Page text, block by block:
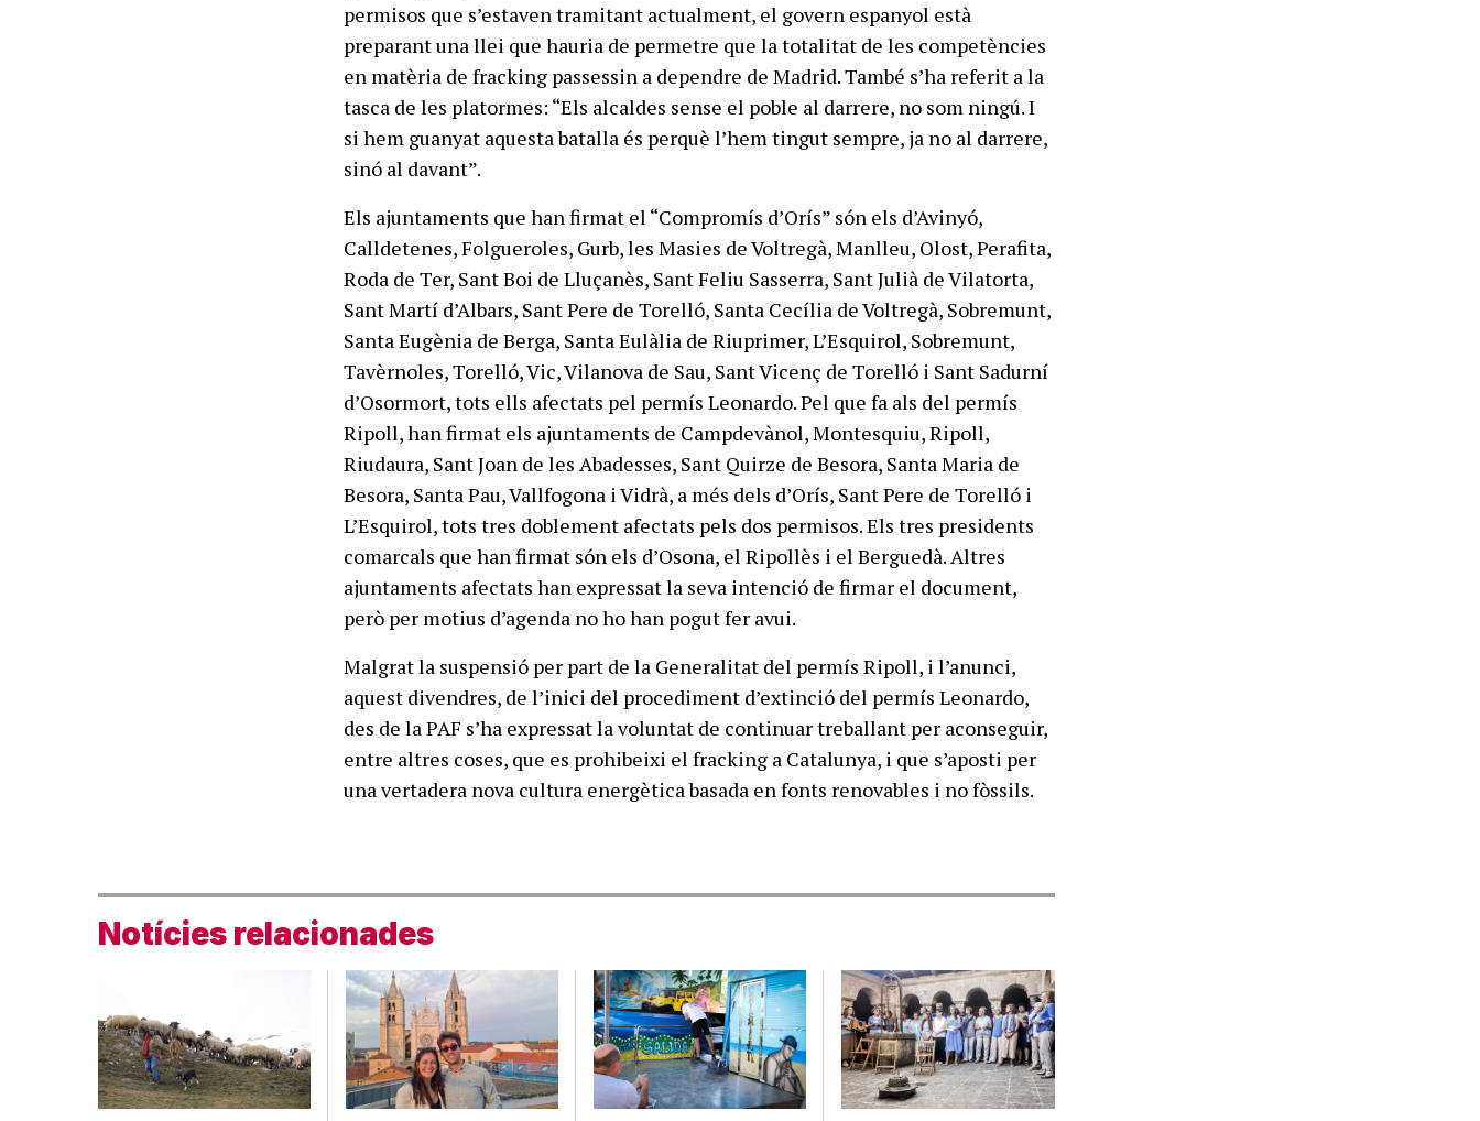
permisos que s’estaven tramitant actualment, el govern espanyol està
preparant una llei que hauria de permetre que la totalitat de les competències
en matèria de fracking passessin a dependre de Madrid. També s’ha referit a la
tasca de les platormes: “Els alcaldes sense el poble al darrere, no som ningú. I
si hem guanyat aquesta batalla és perquè l’hem tingut sempre, ja no al darrere,
sinó al davant”.
Els ajuntaments que han firmat el “Compromís d’Orís” són els d’Avinyó,
Calldetenes, Folgueroles, Gurb, les Masies de Voltregà, Manlleu, Olost, Perafita,
Roda de Ter, Sant Boi de Lluçanès, Sant Feliu Sasserra, Sant Julià de Vilatorta,
Sant Martí d’Albars, Sant Pere de Torelló, Santa Cecília de Voltregà, Sobremunt,
Santa Eugènia de Berga, Santa Eulàlia de Riuprimer, L’Esquirol, Sobremunt,
Tavèrnoles, Torelló, Vic, Vilanova de Sau, Sant Vicenç de Torelló i Sant Sadurní
d’Osormort, tots ells afectats pel permís Leonardo. Pel que fa als del permís
Ripoll, han firmat els ajuntaments de Campdevànol, Montesquiu, Ripoll,
Riudaura, Sant Joan de les Abadesses, Sant Quirze de Besora, Santa Maria de
Besora, Santa Pau, Vallfogona i Vidrà, a més dels d’Orís, Sant Pere de Torelló i
L’Esquirol, tots tres doblement afectats pels dos permisos. Els tres presidents
comarcals que han firmat són els d’Osona, el Ripollès i el Berguedà. Altres
ajuntaments afectats han expressat la seva intenció de firmar el document,
però per motius d’agenda no ho han pogut fer avui.
Malgrat la suspensió per part de la Generalitat del permís Ripoll, i l’anunci, aquest divendres, de l’inici del procediment d’extinció del permís Leonardo, des de la PAF s’ha expressat la voluntat de continuar treballant per aconseguir, entre altres coses, que es prohibeixi el fracking a Catalunya, i que s’aposti per una vertadera nova cultura energètica basada en fonts renovables i no fòssils.
Notícies relacionades